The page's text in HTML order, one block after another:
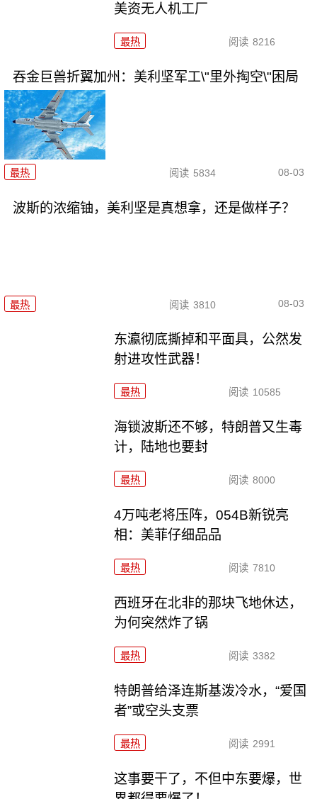
美资无人机工厂
最热 阅读 8216
吞金巨兽折翼加州：美利坚军工\"里外掏空\"困局
最热 阅读 5834 08-03
波斯的浓缩铀，美利坚是真想拿，还是做样子？
最热 阅读 3810 08-03
东瀛彻底撕掉和平面具，公然发
射进攻性武器！
最热 阅读 10585
海锁波斯还不够，特朗普又生毒
计，陆地也要封
最热 阅读 8000
4万吨老将压阵，054B新锐亮
相：美菲仔细品品
最热 阅读 7810
西班牙在北非的那块飞地休达，
为何突然炸了锅
最热 阅读 3382
特朗普给泽连斯基泼冷水，“爱国
者”或空头支票
最热 阅读 2991
这事要干了，不但中东要爆，世